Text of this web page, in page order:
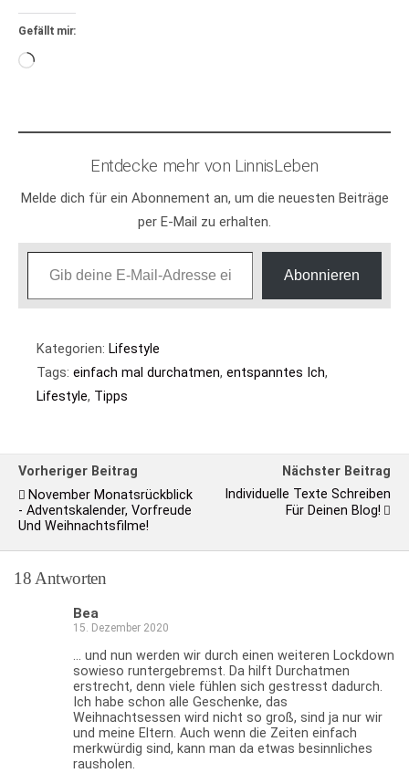
Gefällt mir:
Wird
Entdecke mehr von LinnisLeben
Melde dich für ein Abonnement an, um die neuesten Beiträge
per E-Mail zu erhalten.
Gib deine E-Mail-Adresse ein ...
Abonnieren
Kategorien: Lifestyle
Tags: einfach mal durchatmen, entspanntes Ich,
Lifestyle, Tipps
Vorheriger Beitrag
November Monatsrückblick
- Adventskalender, Vorfreude
Und Weihnachtsfilme!
Nächster Beitrag
Individuelle Texte Schreiben
Für Deinen Blog!
18 Antworten
Bea
15. Dezember 2020
… und nun werden wir durch einen weiteren Lockdown
sowieso runtergebremst. Da hilft Durchatmen
erstrecht, denn viele fühlen sich gestresst dadurch.
Ich habe schon alle Geschenke, das
Weihnachtsessen wird nicht so groß, sind ja nur wir
und meine Eltern. Auch wenn die Zeiten einfach
merkwürdig sind, kann man da etwas besinnliches
rausholen.